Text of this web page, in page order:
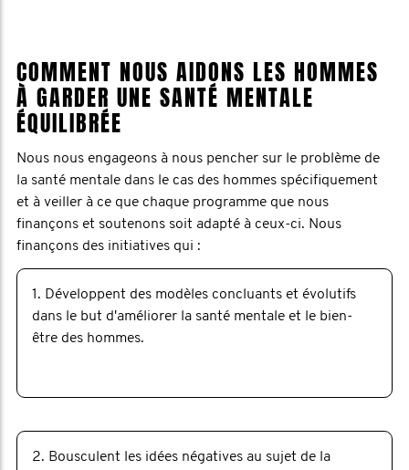
COMMENT NOUS AIDONS LES HOMMES
À GARDER UNE SANTÉ MENTALE
ÉQUILIBRÉE
Nous nous engageons à nous pencher sur le problème de
la santé mentale dans le cas des hommes spécifiquement
et à veiller à ce que chaque programme que nous
finançons et soutenons soit adapté à ceux-ci. Nous
finançons des initiatives qui :
1. Développent des modèles concluants et évolutifs
dans le but d'améliorer la santé mentale et le bien-
être des hommes.
2. Bousculent les idées négatives au sujet de la